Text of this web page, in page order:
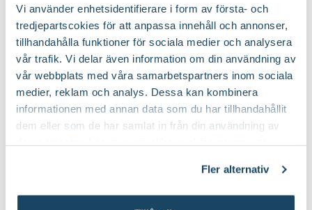
Vi använder enhetsidentifierare i form av första- och
tredjepartscokies för att anpassa innehåll och annonser,
tillhandahålla funktioner för sociala medier och analysera
vår trafik. Vi delar även information om din användning av
vår webbplats med våra samarbetspartners inom sociala
medier, reklam och analys. Dessa kan kombinera
informationen med annan data som du har tillhandahållit
dem eller som de har samlat in från din användning av
Fler alternativ
Till Produkten
till Rosgödsel produktsida
Till Produkten
till Kumulus